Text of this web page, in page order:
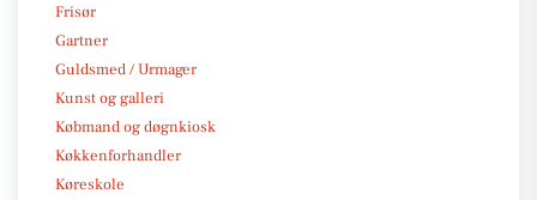
Frisør
Gartner
Guldsmed / Urmager
Kunst og galleri
Købmand og døgnkiosk
Køkkenforhandler
Køreskole